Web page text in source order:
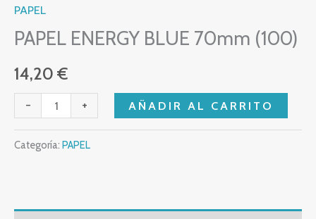
PAPEL
PAPEL ENERGY BLUE 70mm (100)
14,20 €
- + AÑADIR AL CARRITO
Categoría: PAPEL